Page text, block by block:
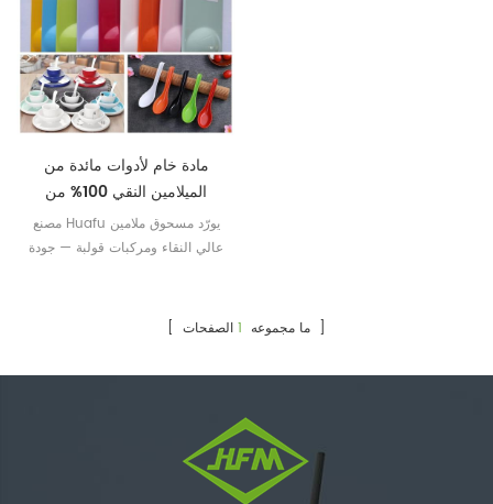
مادة خام لأدوات مائدة من
الميلامين النقي 100% من
Quanzhou Huafuمصنع Huafu يورّد مسحوق ملامين
عالي النقاء ومركبات قولبة — جودة
[ ما مجموعه 1 الصفحات ]